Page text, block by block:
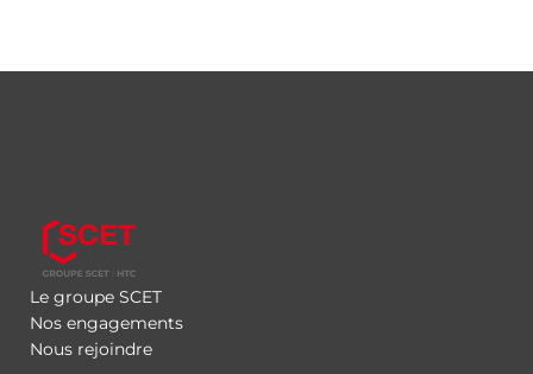
Le groupe SCET
Nos engagements
Nous rejoindre